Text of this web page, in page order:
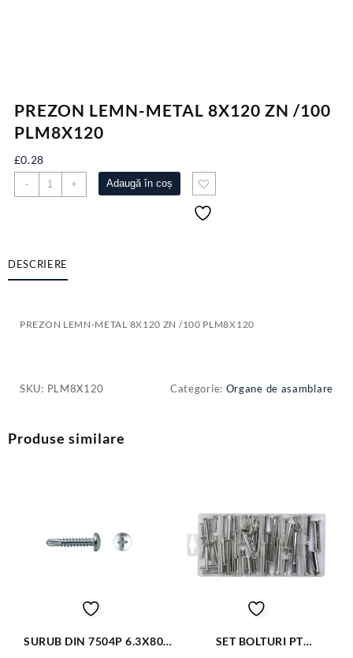
PREZON LEMN-METAL 8X120 ZN /100
PLM8X120
£0.28
-
Cantitate
PREZON
ZN
/100
+ Adaugă în coș
DESCRIERE
PREZON LEMN-METAL 8X120 ZN /100 PLM8X120
SKU: PLM8X120 Categorie: Organe de asamblare
Produse similare
SURUB DIN 7504P 6.3X80
SET BOLTURI PT